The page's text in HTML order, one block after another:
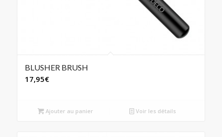
BLUSHER BRUSH
17,95€
Ajouter au panier Voir les détails